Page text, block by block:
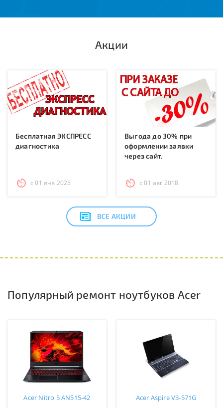
Акции
Бесплатная ЭКСПРЕСС
диагностика
с 01 янв 2025
Выгода до 30% при
оформлении заявки
через сайт.
с 01 авг 2018
ВСЕ АКЦИИ
Популярный ремонт ноутбуков Acer
Acer Nitro 5 AN515-42 Acer Aspire V3-571G